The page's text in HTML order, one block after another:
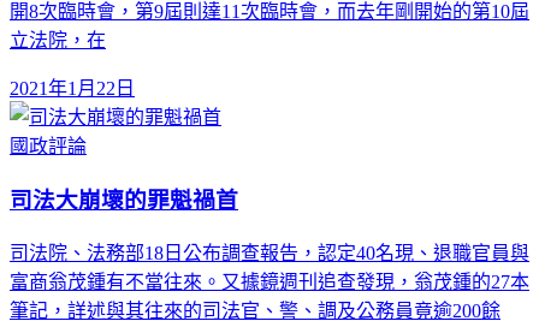
開8次臨時會，第9屆則達11次臨時會，而去年剛開始的第10屆
立法院，在
2021年1月22日
國政評論
司法大崩壞的罪魁禍首
司法院、法務部18日公布調查報告，認定40名現、退職官員與
富商翁茂鍾有不當往來。又據鏡週刊追查發現，翁茂鍾的27本
筆記，詳述與其往來的司法官、警、調及公務員竟逾200餘